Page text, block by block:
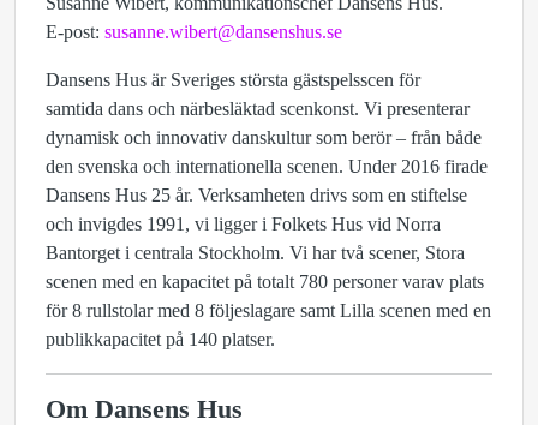
E-post: susanne.wibert@dansenshus.se
Dansens Hus är Sveriges största gästspelsscen för
samtida dans och närbesläktad scenkonst. Vi presenterar
dynamisk och innovativ danskultur som berör – från både
den svenska och internationella scenen. Under 2016 firade
Dansens Hus 25 år. Verksamheten drivs som en stiftelse
och invigdes 1991, vi ligger i Folkets Hus vid Norra
Bantorget i centrala Stockholm. Vi har två scener, Stora
scenen med en kapacitet på totalt 780 personer varav plats
för 8 rullstolar med 8 följeslagare samt Lilla scenen med en
publikkapacitet på 140 platser.
Om Dansens Hus